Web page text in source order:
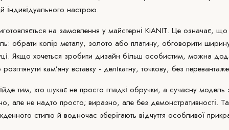
індивідуального настрою.
на замовлення у майстерні KiANIT. Це означає,
обрати колір металу, золото або платину, обговорити
Якщо хочеться зробити дизайн більш особистим, можна
кам’яну вставку - делікатну, точкову, без
тим, хто шукає не просто гладкі обручки, а сучасну модель
але не надто просто; виразно, але без демонстративності.
стилю й водночас зберігають відчуття особливої